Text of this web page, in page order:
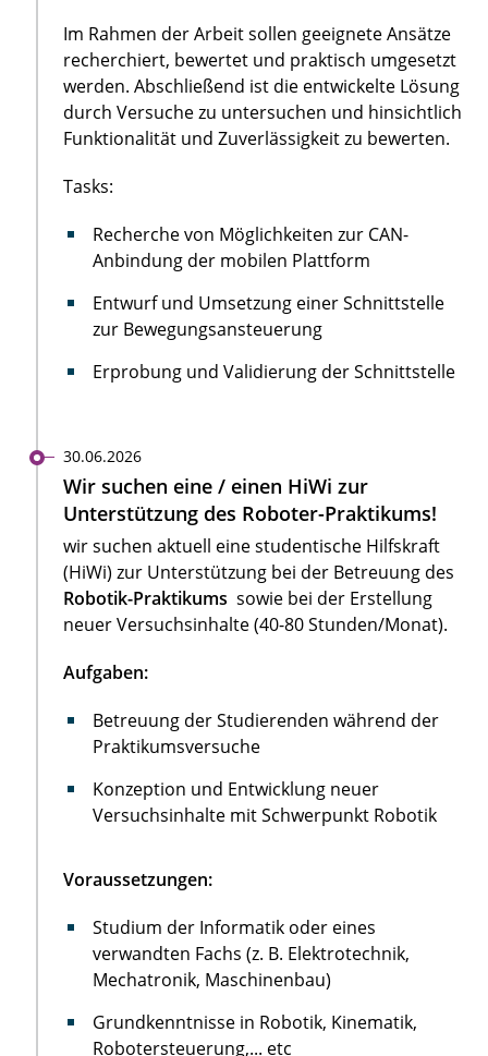
Im Rahmen der Arbeit sollen geeignete Ansätze
recherchiert, bewertet und praktisch umgesetzt
werden. Abschließend ist die entwickelte Lösung
durch Versuche zu untersuchen und hinsichtlich
Funktionalität und Zuverlässigkeit zu bewerten.
Tasks:
Recherche von Möglichkeiten zur CAN-
Anbindung der mobilen Plattform
Entwurf und Umsetzung einer Schnittstelle
zur Bewegungsansteuerung
Erprobung und Validierung der Schnittstelle
30.06.2026
Wir suchen eine / einen HiWi zur
Unterstützung des Roboter-Praktikums!
wir suchen aktuell eine studentische Hilfskraft
(HiWi) zur Unterstützung bei der Betreuung des
Robotik-Praktikums sowie bei der Erstellung
neuer Versuchsinhalte (40-80 Stunden/Monat).
Aufgaben:
Betreuung der Studierenden während der
Praktikumsversuche
Konzeption und Entwicklung neuer
Versuchsinhalte mit Schwerpunkt Robotik
Voraussetzungen:
Studium der Informatik oder eines
verwandten Fachs (z. B. Elektrotechnik,
Mechatronik, Maschinenbau)
Grundkenntnisse in Robotik, Kinematik,
Robotersteuerung,... etc